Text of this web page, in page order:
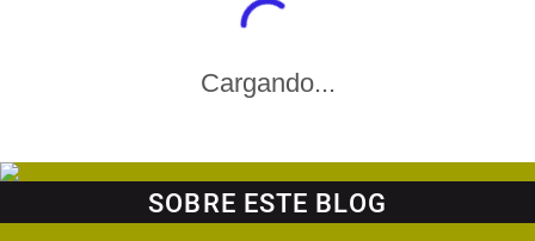
Cargando...
SOBRE ESTE BLOG